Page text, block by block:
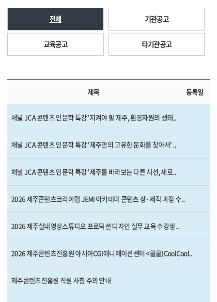
전체 기관공고
교육공고 타기관공고
제목 등록일
채널 JCA 콘텐츠 인문학 특강 '지켜야 할 제주, 환경자원의 생태..
채널 JCA 콘텐츠 인문학 특강 '제주만의 고유한 문화를 찾아서' ..
채널 JCA 콘텐츠 인문학 특강 '제주를 바라보는 다른 시선, 새로..
2026 제주콘텐츠코리아랩 JEMI 아카데미 콘텐츠 창·제작 과정 수..
2026 제주실내영상스튜디오 프로덕션 디자인 실무 교육 수강생 ..
2026 제주콘텐츠진흥원 아시아CGI애니메이션센터 <쿨쿨(CoolCool..
제주콘텐츠진흥원 직원 사칭 주의 안내